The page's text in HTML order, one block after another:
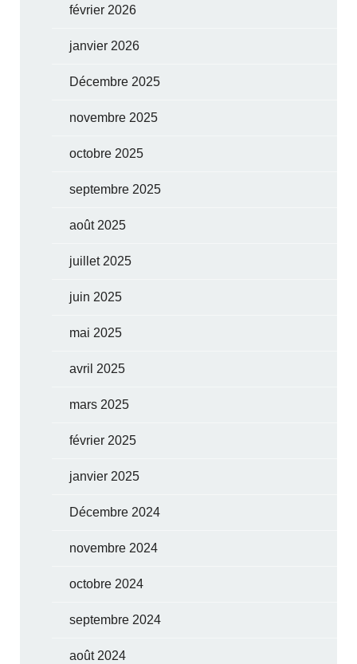
février 2026
janvier 2026
Décembre 2025
novembre 2025
octobre 2025
septembre 2025
août 2025
juillet 2025
juin 2025
mai 2025
avril 2025
mars 2025
février 2025
janvier 2025
Décembre 2024
novembre 2024
octobre 2024
septembre 2024
août 2024